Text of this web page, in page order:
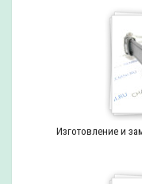
Изготовление и